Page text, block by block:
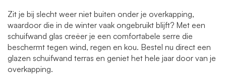
Zit je bij slecht weer niet buiten onder je overkapping,
waardoor die in de winter vaak ongebruikt blijft? Met een
schuifwand glas creëer je een comfortabele serre die
beschermt tegen wind, regen en kou. Bestel nu direct een
glazen schuifwand terras en geniet het hele jaar door van je
overkapping.